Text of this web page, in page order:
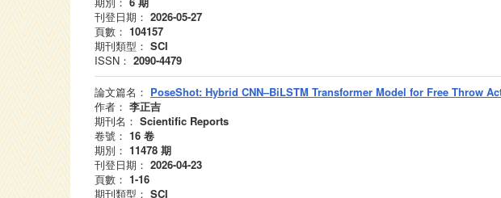
刊登日期： 2026-05-27
頁數： 104157
期刊類型： SCI
ISSN： 2090-4479
論文篇名： PoseShot: Hybrid CNN–BiLSTM Transformer Model for Free Throw
作者： 李正吉
期刊名： Scientific Reports
卷號： 16 卷
期別： 11478 期
刊登日期： 2026-04-23
頁數： 1-16
期刊類型： SCI